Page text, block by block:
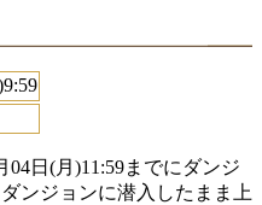
日(月)11:59までにダンジ
ンジョンに潜入したまま上